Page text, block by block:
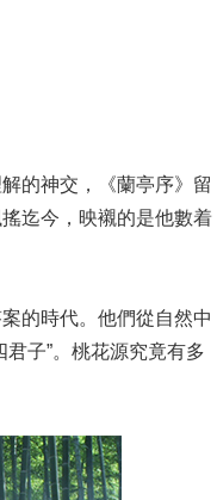
的神交，《蘭亭序》留
迄今，映襯的是他數着
的時代。他們從自然中
子”。桃花源究竟有多